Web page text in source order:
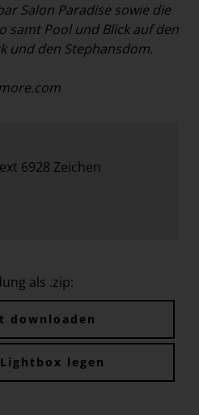
Salon Paradise sowie die
samt Pool und Blick auf den
und den Stephansdom.
6928 Zeichen
als .zip:
downloaden
legen